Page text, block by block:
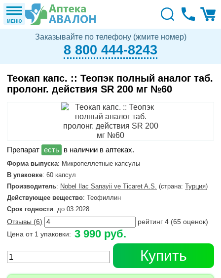
МЕНЮ
Заказывайте по телефону (жмите номер)
8 800 444-8243
Теокап капс. :: Теопэк полный аналог таб.
пролонг. действия SR 200 мг №60
в наличии в аптеках.
Форма выпуска: Микропеллетные капсулы
В упаковке: 60 капсул
Производитель: Nobel Ilac Sanayii ve Ticaret A.S. (страна: Турция)
Действующее вещество: Теофиллин
Срок годности: до 03.2028
Отзывы (6) рейтинг 4 (65 оценок)
Цена от 1 упаковки: 3 990 руб.
Купить